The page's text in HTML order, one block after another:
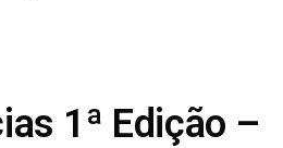
1ª Edição –